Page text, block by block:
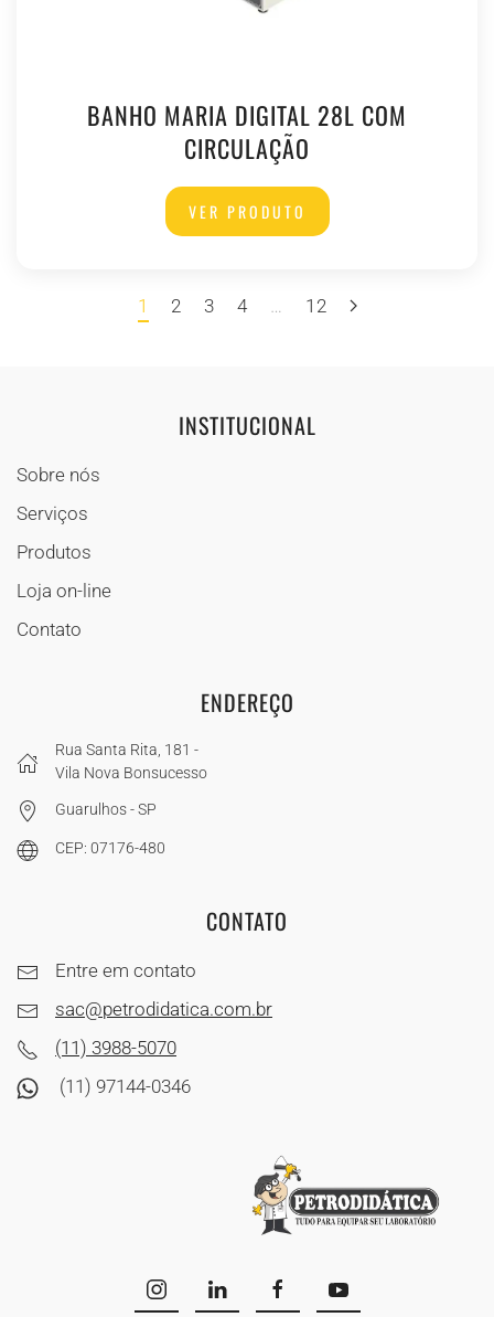
BANHO MARIA DIGITAL 28L COM
CIRCULAÇÃO
VER PRODUTO
1 2 3 4 … 12
INSTITUCIONAL
Sobre nós
Serviços
Produtos
Loja on-line
Contato
ENDEREÇO
Rua Santa Rita, 181 -
Vila Nova Bonsucesso
Guarulhos - SP
CEP: 07176-480
CONTATO
Entre em contato
sac@petrodidatica.com.br
(11) 3988-5070
(11) 97144-0346